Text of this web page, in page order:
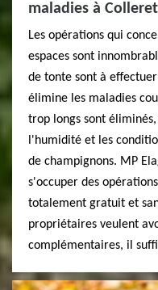
maladies à Colleret
Les opérations qui
espaces sont
de tonte sont à
élimine les maladies
trop longs sont
l'humidité et les
de champignons. MP
s'occuper des
totalement gratuit et
propriétaires veulent
complémentaires, il